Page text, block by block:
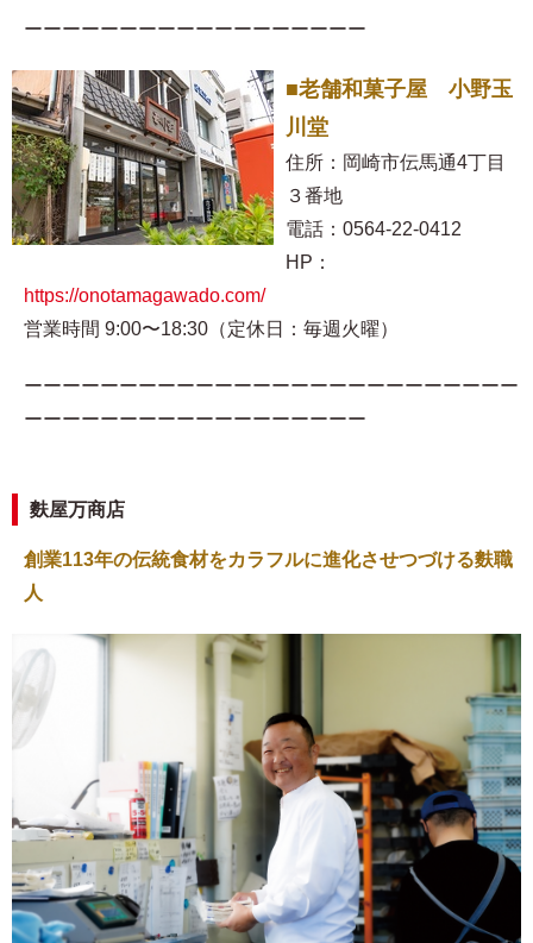
ーーーーーーーーーーーーーーーーーー
■老舗和菓子屋 小野玉
川堂
住所：岡崎市伝馬通4丁目
３番地
電話：0564-22-0412
HP：
https://onotamagawado.com/
営業時間 9:00〜18:30（定休日：毎週火曜）
ーーーーーーーーーーーーーーーーーーーーーーーーーー
ーーーーーーーーーーーーーーーーーー
麩屋万商店
創業113年の伝統食材をカラフルに進化させつづける麩職
人